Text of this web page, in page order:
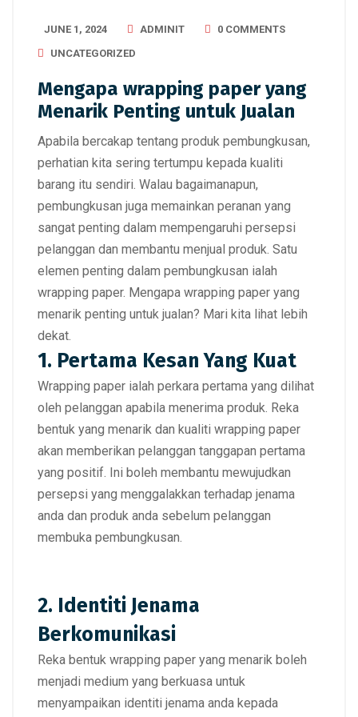
JUNE 1, 2024 ADMINIT
0 COMMENTS
UNCATEGORIZED
Mengapa wrapping paper yang
Menarik Penting untuk Jualan
Apabila bercakap tentang produk pembungkusan,
perhatian kita sering tertumpu kepada kualiti
barang itu sendiri. Walau bagaimanapun,
pembungkusan juga memainkan peranan yang
sangat penting dalam mempengaruhi persepsi
pelanggan dan membantu menjual produk. Satu
elemen penting dalam pembungkusan ialah
wrapping paper. Mengapa wrapping paper yang
menarik penting untuk jualan? Mari kita lihat lebih
dekat.
1. Pertama Kesan Yang Kuat
Wrapping paper ialah perkara pertama yang dilihat
oleh pelanggan apabila menerima produk. Reka
bentuk yang menarik dan kualiti wrapping paper
akan memberikan pelanggan tanggapan pertama
yang positif. Ini boleh membantu mewujudkan
persepsi yang menggalakkan terhadap jenama
anda dan produk anda sebelum pelanggan
membuka pembungkusan.
2. Identiti Jenama
Berkomunikasi
Reka bentuk wrapping paper yang menarik boleh
menjadi medium yang berkuasa untuk
menyampaikan identiti jenama anda kepada